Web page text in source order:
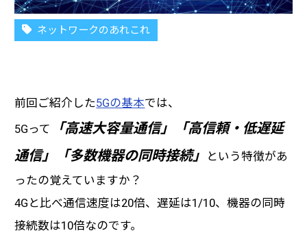
ネットワークのあれこれ
前回ご紹介した5Gの基本では、
5Gって
「高速大容量通信」「高信頼・低遅延
通信」「多数機器の同時接続」
という特徴があ
ったの覚えていますか？
4Gと比べ通信速度は20倍、遅延は1/10、機器の同時
接続数は10倍なのです。